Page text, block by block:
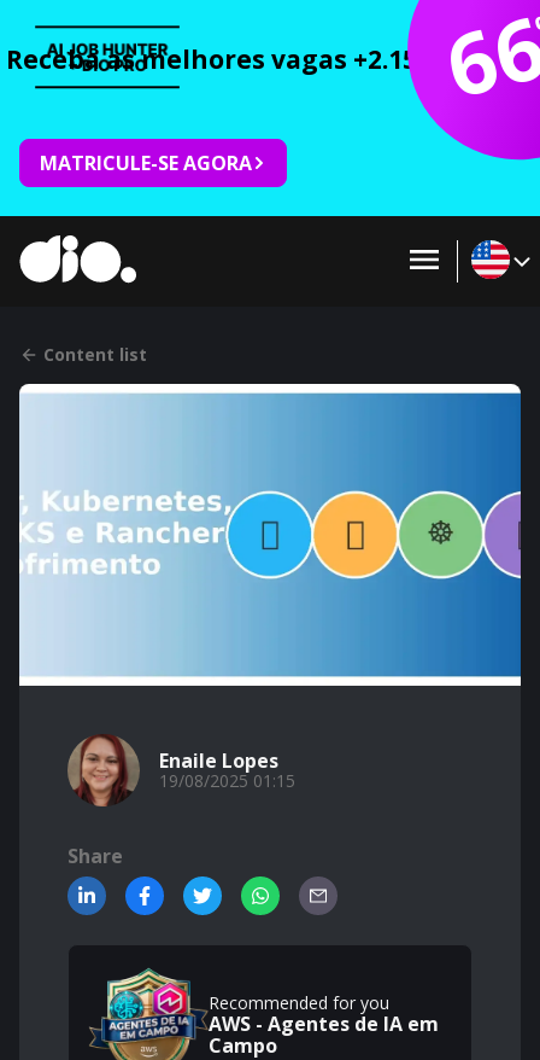
Receba as melhores vagas +2.150 cursos
MATRICULE-SE AGORA
Content list
Enaile Lopes
19/08/2025 01:15
Share
Recommended for you
AWS - Agentes de IA em
Campo